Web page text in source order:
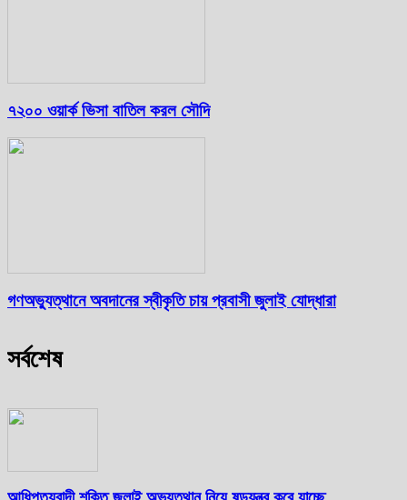
৭২০০ ওয়ার্ক ভিসা বাতিল করল সৌদি
গণঅভ্যুত্থানে অবদানের স্বীকৃতি চায় প্রবাসী জুলাই যোদ্ধারা
সর্বশেষ